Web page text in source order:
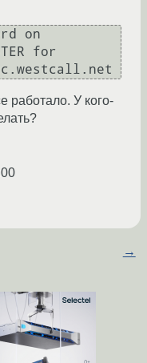
on
for
работало. У кого-
→